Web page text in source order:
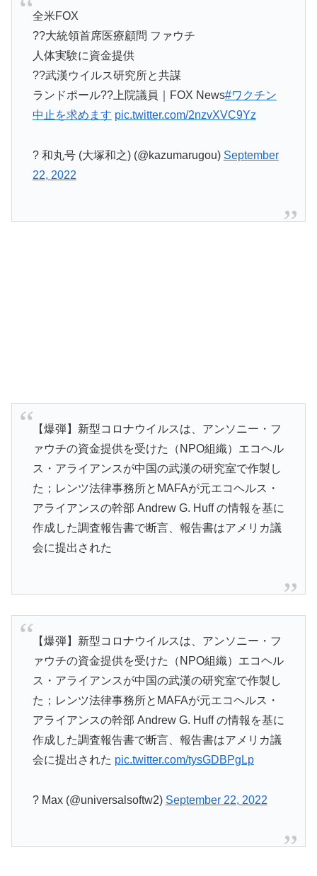
全米FOX
??大統領首席医療顧問 ファウチ
人体実験に資金提供
??武漢ウイルス研究所と共謀
ランドポール??上院議員｜FOX News#ワクチン
中止を求めます pic.twitter.com/2nzvXVC9Yz
? 和丸号 (大塚和之) (@kazumarugou) September
22, 2022
【爆弾】新型コロナウイルスは、アンソニー・フ
ァウチの資金提供を受けた（NPO組織）エコヘル
ス・アライアンスが中国の武漢の研究室で作製し
た；レンツ法律事務所とMAFAが元エコヘルス・
アライアンスの幹部 Andrew G. Huff の情報を基に
作成した調査報告書で断言、報告書はアメリカ議
会に提出された
【爆弾】新型コロナウイルスは、アンソニー・フ
ァウチの資金提供を受けた（NPO組織）エコヘル
ス・アライアンスが中国の武漢の研究室で作製し
た；レンツ法律事務所とMAFAが元エコヘルス・
アライアンスの幹部 Andrew G. Huff の情報を基に
作成した調査報告書で断言、報告書はアメリカ議
会に提出された pic.twitter.com/tysGDBPgLp
? Max (@universalsoftw2) September 22, 2022